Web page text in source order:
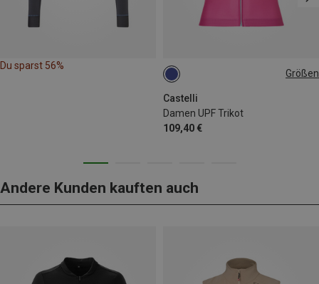
Du sparst 56%
Größen
Castelli
Damen UPF Trikot
109,40 €
L
Andere Kunden kauften auch